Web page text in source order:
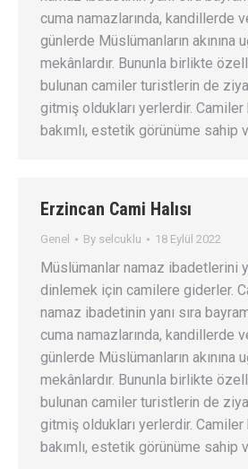
cuma namazlarında, kandillerde
günlerde Müslümanların akınına
mekânlardır. Bununla birlikte
bulunan camiler turistlerin de
gitmiş oldukları yerlerdir. Camiler
bakımlı, estetik görünüme sahip
Erzincan Cami Halısı
Genel By selcuklu 18 Eylül 2022
Müslümanlar namaz ibadetlerini
dinlemek için camilere giderler.
namaz ibadetinin yanı sıra
cuma namazlarında, kandillerde
günlerde Müslümanların akınına
mekânlardır. Bununla birlikte
bulunan camiler turistlerin de
gitmiş oldukları yerlerdir. Camiler
bakımlı, estetik görünüme sahip